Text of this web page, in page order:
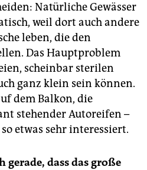
Natürliche Gewässer
weil dort auch andere
leben, die den
Das Hauptproblem
scheinbar sterilen
ganz klein sein können.
dem Balkon, die
stehender Autoreifen –
etwas sehr interessiert.
gerade, dass das große